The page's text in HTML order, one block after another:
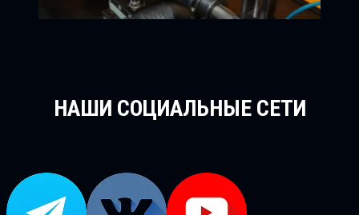
НАШИ СОЦИАЛЬНЫЕ СЕТИ